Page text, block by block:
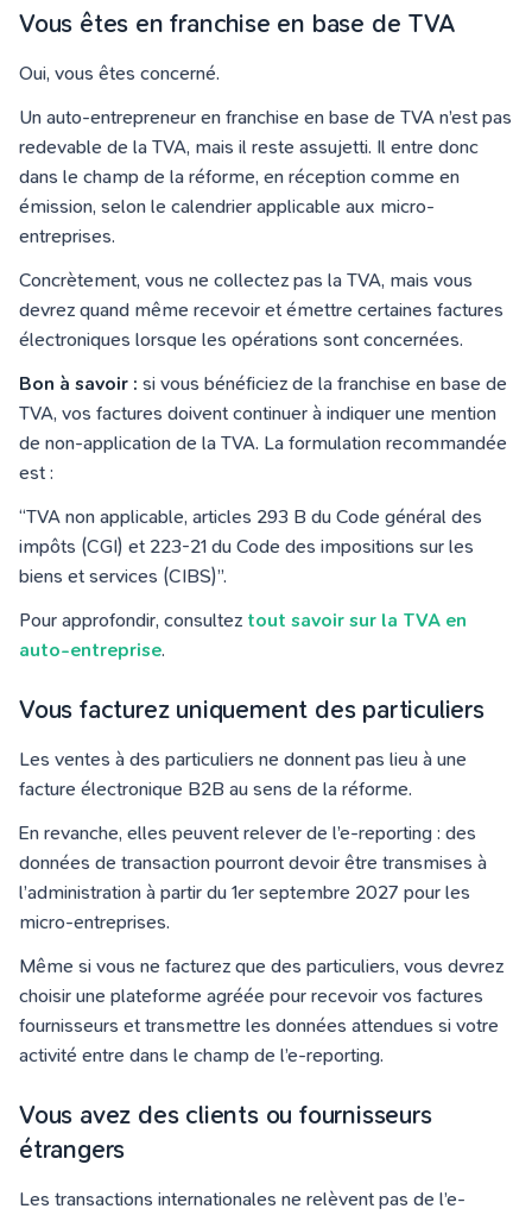
Vous êtes en franchise en base de TVA
Oui, vous êtes concerné.
Un auto-entrepreneur en franchise en base de TVA n’est pas
redevable de la TVA, mais il reste assujetti. Il entre donc
dans le champ de la réforme, en réception comme en
émission, selon le calendrier applicable aux micro-
entreprises.
Concrètement, vous ne collectez pas la TVA, mais vous
devrez quand même recevoir et émettre certaines factures
électroniques lorsque les opérations sont concernées.
Bon à savoir : si vous bénéficiez de la franchise en base de
TVA, vos factures doivent continuer à indiquer une mention
de non-application de la TVA. La formulation recommandée
est :
“TVA non applicable, articles 293 B du Code général des
impôts (CGI) et 223-21 du Code des impositions sur les
biens et services (CIBS)”.
Pour approfondir, consultez tout savoir sur la TVA en
auto-entreprise.
Vous facturez uniquement des particuliers
Les ventes à des particuliers ne donnent pas lieu à une
facture électronique B2B au sens de la réforme.
En revanche, elles peuvent relever de l’e-reporting : des
données de transaction pourront devoir être transmises à
l’administration à partir du 1er septembre 2027 pour les
micro-entreprises.
Même si vous ne facturez que des particuliers, vous devrez
choisir une plateforme agréée pour recevoir vos factures
fournisseurs et transmettre les données attendues si votre
activité entre dans le champ de l’e-reporting.
Vous avez des clients ou fournisseurs
étrangers
Les transactions internationales ne relèvent pas de l’e-